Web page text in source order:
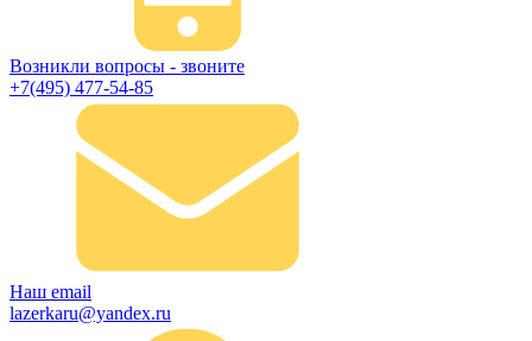
Возникли вопросы - звоните
+7(495) 477-54-85
Наш email
lazerkaru@yandex.ru